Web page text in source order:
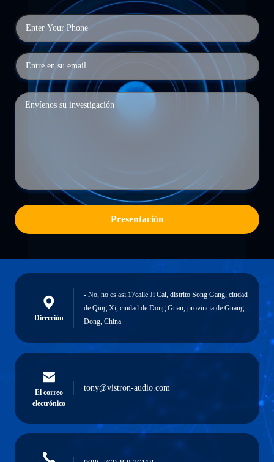
Presentación
Dirección
- No, no es así.17calle Ji Cai, distrito Song Gang, ciudad
de Qing Xi, ciudad de Dong Guan, provincia de Guang
Dong, China
El correo
electrónico
tony@vistron-audio.com